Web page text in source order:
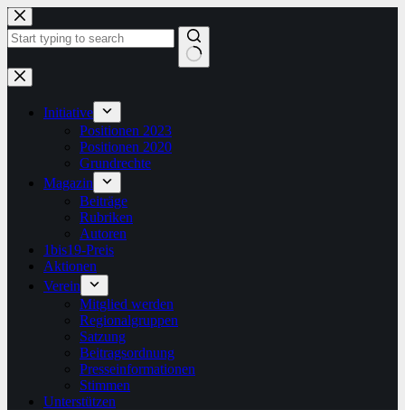
Zum
Inhalt
springen
Keine
Ergebnisse
Initiative
Positionen 2023
Positionen 2020
Grundrechte
Magazin
Beiträge
Rubriken
Autoren
1bis19-Preis
Aktionen
Verein
Mitglied werden
Regionalgruppen
Satzung
Beitragsordnung
Presseinformationen
Stimmen
Unterstützen